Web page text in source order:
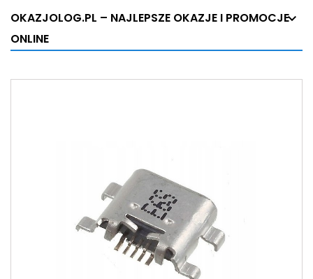
OKAZJOLOG.PL – NAJLEPSZE OKAZJE I PROMOCJE
ONLINE